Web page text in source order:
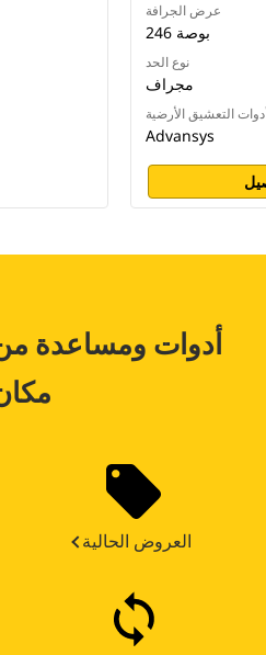
عرض الجرافة
246 بوصة
نوع الحد
مجراف
Advansys
أدوات ومساعدة
العروض الحالية